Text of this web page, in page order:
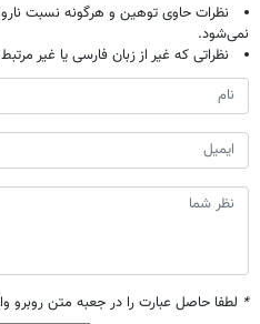
نظرات حاوی توهین و هرگونه نسبت
نمی‌شود.
نظراتی که غیر از زبان فارسی یا غیر
* لطفا حاصل عبارت را در جعبه متن روبرو